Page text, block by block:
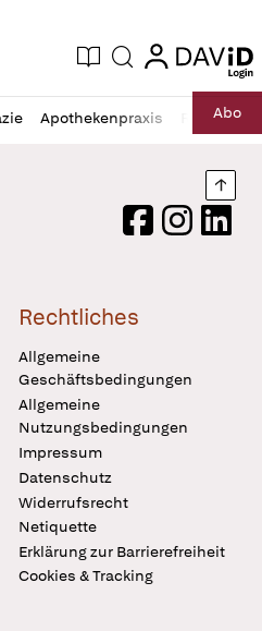
Zeitung
Aktuelle Ausgabe
Suche login
login
Apothekenpraxis RechtAbo
Logo
FacebookInstagram
Rechtliches
Allgemeine
Geschäftsbedingungen
Allgemeine
Nutzungsbedingungen
Impressum
Datenschutz
Widerrufsrecht
Netiquette
Erklärung zur Barrierefreiheit
Cookies & Tracking